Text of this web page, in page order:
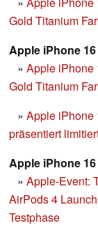
Gold Titanium
Apple iPhone
» Apple iPhone
Gold Titanium
» Apple iPhone
präsentiert
Apple iPhone
» Apple-Event:
AirPods 4
Testphase